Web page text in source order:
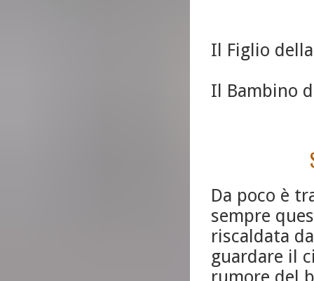
Il Figlio
Il Bambino
Da poco è
sempre
riscaldata
guardare il
rumore del